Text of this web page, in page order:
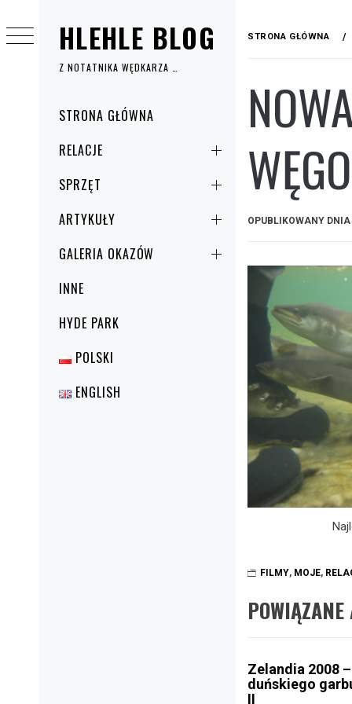
HLEHLE BLOG
Z NOTATNIKA WĘDKARZA …
główneSTRONA GŁÓWNA
RELACJE
SPRZĘT
ARTYKUŁY
GALERIA OKAZÓW
INNE
HYDE PARK
POLSKI
ENGLISH
do
treści
STRONA GŁÓWNA
OPUBLIKOWANY DNIA
FILMY, MOJE,
Zelandia 2008
duńskiego
II